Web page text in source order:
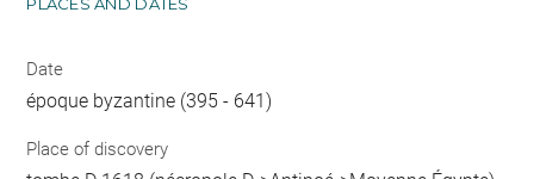
PLACES AND DATES
Date
époque byzantine (395 - 641)
Place of discovery